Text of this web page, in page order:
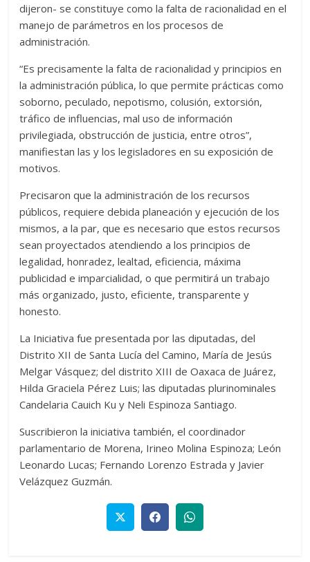
dijeron- se constituye como la falta de racionalidad en el
manejo de parámetros en los procesos de
administración.
“Es precisamente la falta de racionalidad y principios en
la administración pública, lo que permite prácticas como
soborno, peculado, nepotismo, colusión, extorsión,
tráfico de influencias, mal uso de información
privilegiada, obstrucción de justicia, entre otros”,
manifiestan las y los legisladores en su exposición de
motivos.
Precisaron que la administración de los recursos
públicos, requiere debida planeación y ejecución de los
mismos, a la par, que es necesario que estos recursos
sean proyectados atendiendo a los principios de
legalidad, honradez, lealtad, eficiencia, máxima
publicidad e imparcialidad, o que permitirá un trabajo
más organizado, justo, eficiente, transparente y
honesto.
La Iniciativa fue presentada por las diputadas, del
Distrito XII de Santa Lucía del Camino, María de Jesús
Melgar Vásquez; del distrito XIII de Oaxaca de Juárez,
Hilda Graciela Pérez Luis; las diputadas plurinominales
Candelaria Cauich Ku y Neli Espinoza Santiago.
Suscribieron la iniciativa también, el coordinador
parlamentario de Morena, Irineo Molina Espinoza; León
Leonardo Lucas; Fernando Lorenzo Estrada y Javier
Velázquez Guzmán.